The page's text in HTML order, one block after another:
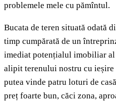
problemele mele cu pămîntul.
Bucata de teren situată odată
timp cumpărată de un
imediat potențialul imobiliar
alipit terenului nostru cu ieșire
putea vinde patru loturi de
preț foarte bun, căci zona,